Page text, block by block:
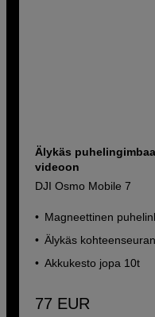
Älykäs
videoon
DJI Osmo Mobile 7
Magneettinen
Älykäs
Akkukesto jopa 10t
77 EUR